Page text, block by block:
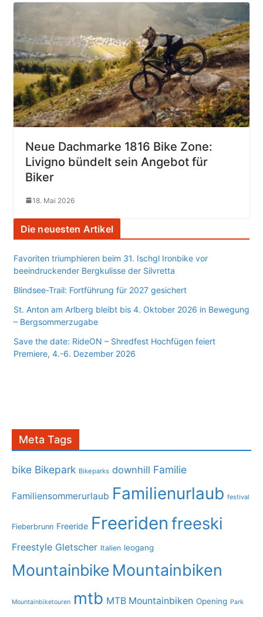
Neue Dachmarke 1816 Bike Zone:
Livigno bündelt sein Angebot für
Biker
18. Mai 2026
Die neuesten Artikel
Favoriten triumphieren beim 31. Ischgl Ironbike vor
beeindruckender Bergkulisse der Silvretta
Blindsee-Trail: Fortführung für 2027 gesichert
St. Anton am Arlberg bleibt bis 4. Oktober 2026 in Bewegung
– Bergsommerzugabe
Save the date: RideON – Shredfest Hochfügen feiert
Premiere, 4.-6. Dezember 2026
Meta Tags
bike Bikepark Bikeparks downhill Familie
Familiensommerurlaub Familienurlaub festival
Fieberbrunn Freeride Freeriden freeski
Freestyle Gletscher Italien leogang
Mountainbike Mountainbiken
Mountainbiketouren mtb MTB Mountainbiken Opening Park